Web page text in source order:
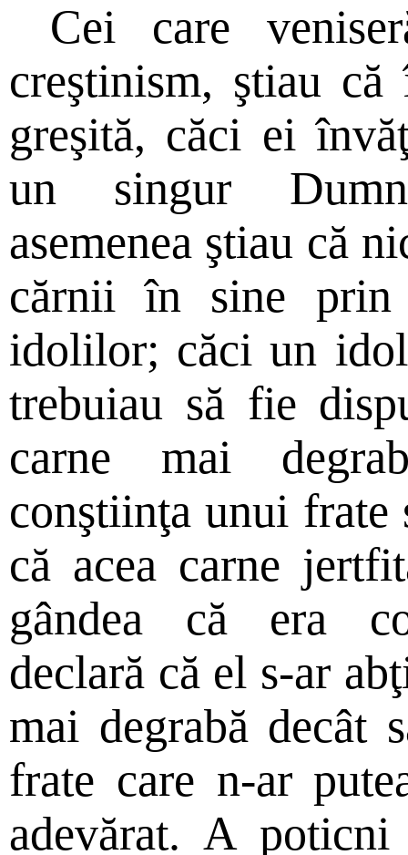
Cei care
creştinism, ştiau
greşită, căci ei
un singur
asemenea ştiau că
cărnii în sine prin
idolilor; căci un
trebuiau să fie
carne mai
conştiinţa unui frate
că acea carne
gândea că era
declară că el s-ar
mai degrabă decât
frate care n-ar
adevărat. A